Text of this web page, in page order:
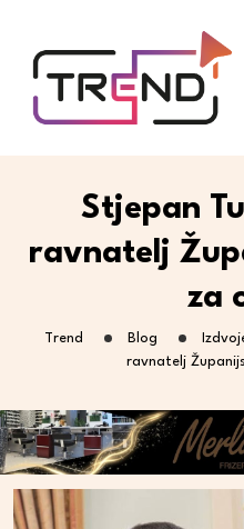
Stjepan
ravnatelj
za
Trend Blog
ravnatelj